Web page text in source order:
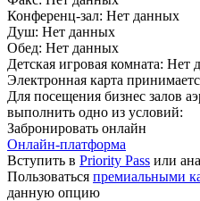
Конференц-зал: Нет данных
Душ: Нет данных
Обед: Нет данных
Детская игровая комната: Нет
Электронная карта
Для посещения бизнес залов
выполнить одно из условий:
Забронировать онлайн
Онлайн-платформа
Вступить в Priority Pass или
Пользоваться премиальными
данную опцию